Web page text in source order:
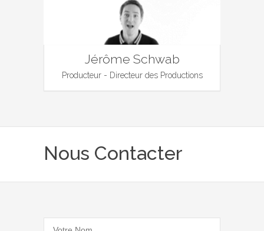
Jérôme Schwab
Producteur - Directeur des Productions
Nous Contacter